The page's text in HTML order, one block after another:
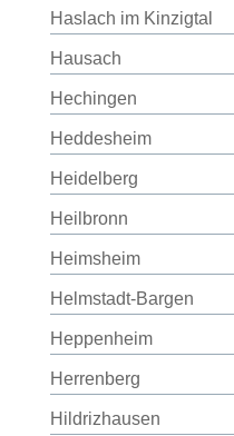
Haslach im Kinzigtal
Hausach
Hechingen
Heddesheim
Heidelberg
Heilbronn
Heimsheim
Helmstadt-Bargen
Heppenheim
Herrenberg
Hildrizhausen